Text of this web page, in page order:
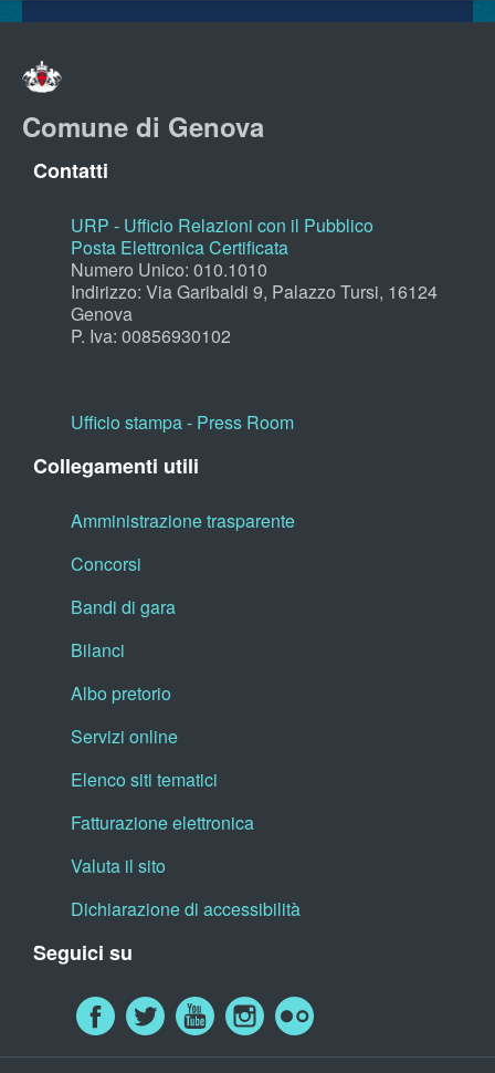
Comune di Genova
Contatti
URP - Ufficio Relazioni con il Pubblico
Posta Elettronica Certificata
Numero Unico: 010.1010
Indirizzo: Via Garibaldi 9, Palazzo Tursi, 16124
Genova
P. Iva: 00856930102
Ufficio stampa - Press Room
Collegamenti utili
Amministrazione trasparente
Concorsi
Bandi di gara
Bilanci
Albo pretorio
Servizi online
Elenco siti tematici
Fatturazione elettronica
Valuta il sito
Dichiarazione di accessibilità
Seguici su